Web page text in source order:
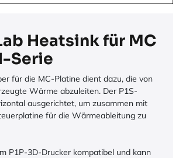
Heatsink für MC
Serie
für die MC-Platine dient dazu, die von
Wärme abzuleiten. Der P1S-
ausgerichtet, um zusammen mit
für die Wärmeableitung zu
P1P-3D-Drucker kompatibel und kann